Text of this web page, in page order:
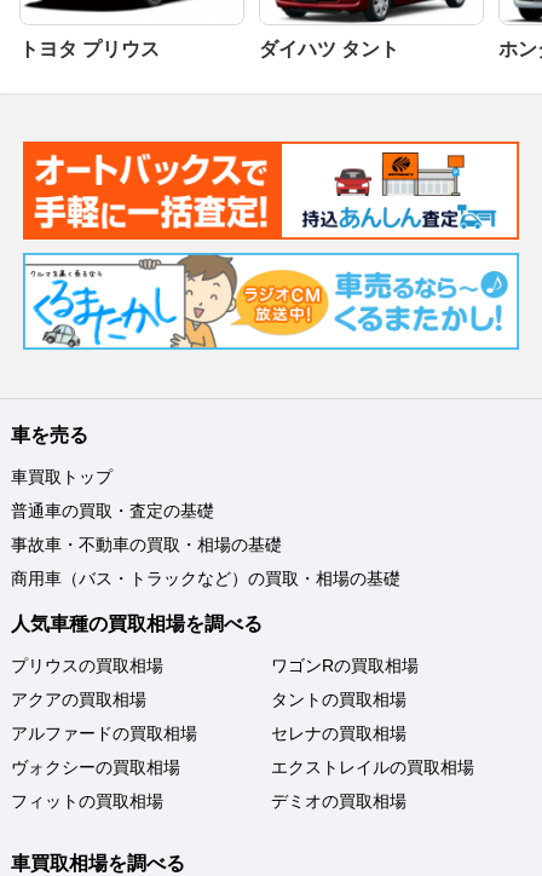
トヨタ プリウス ダイハツ タント ホン
車を売る
車買取トップ
普通車の買取・査定の基礎
事故車・不動車の買取・相場の基礎
商用車（バス・トラックなど）の買取・相場の基礎
人気車種の買取相場を調べる
プリウスの買取相場
アクアの買取相場
アルファードの買取相場
ヴォクシーの買取相場
フィットの買取相場
ワゴンRの買取相場
タントの買取相場
セレナの買取相場
エクストレイルの買取相場
デミオの買取相場
車買取相場を調べる